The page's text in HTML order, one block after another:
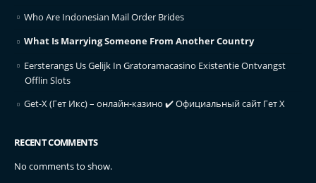
Who Are Indonesian Mail Order Brides
What Is Marrying Someone From Another Country
Eersterangs Us Gelijk In Gratoramacasino Existentie Ontvangst
Offlin Slots
Get-X (Гет Икс) – онлайн-казино ✔️ Официальный сайт Гет Х
RECENT COMMENTS
No comments to show.